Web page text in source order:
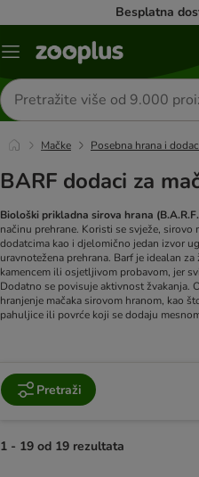
Besplatna
Izbornik
Traži
proizvode
Mačke Posebna hrana i
BARF dodaci za
Biološki prikladna sirova hrana
načinu prehrane. Koristi se svježe,
dodatcima kao i djelomično jedan izvor
uravnotežena prehrana. Barf je idealan
kamencem ili osjetljivom probavom, jer
Dodatno se povisuje aktivnost žvakanja.
hranjenje mačaka sirovom hranom, kao
pahuljice ili povrće koji se dodaju
Pretraži
1 - 19 od 19 rezultata